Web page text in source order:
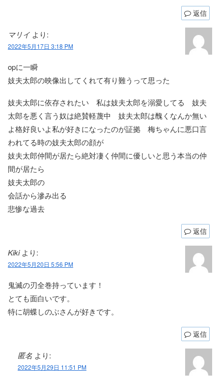
返信
マリイ より:
2022年5月17日 3:18 PM
opに一瞬
妓夫太郎の映像出してくれて有り難うって思った
妓夫太郎に依存されたい 私は妓夫太郎を溺愛してる 妓夫
太郎を悪く言う奴は絶賛軽蔑中 妓夫太郎は醜くなんか無い
よ格好良いよ私が好きになったのが証拠 梅ちゃんに悪口言
われてる時の妓夫太郎の顔が
妓夫太郎仲間が居たら絶対凄く仲間に優しいと思う本当の仲
間が居たら
妓夫太郎の
会話から滲み出る
悲惨な過去
返信
Kiki より:
2022年5月20日 5:56 PM
鬼滅の刃全巻持っています！
とても面白いです。
特に胡蝶しのぶさんが好きです。
返信
匿名 より:
2022年5月29日 11:51 PM